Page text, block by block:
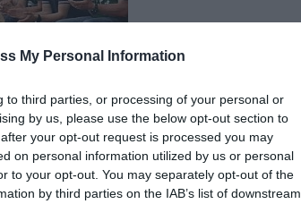
My Personal Information
third parties, or processing of your personal or
by us, please use the below opt-out section to
your opt-out request is processed you may
on personal information utilized by us or personal
to your opt-out. You may separately opt-out of the
by third parties on the IAB’s list of downstream